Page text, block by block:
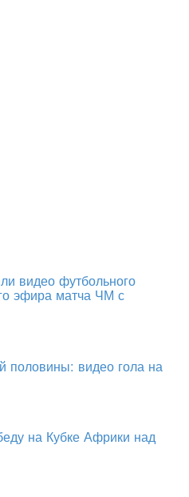
видео футбольного
эфира матча ЧМ с
половины: видео гола на
на Кубке Африки над